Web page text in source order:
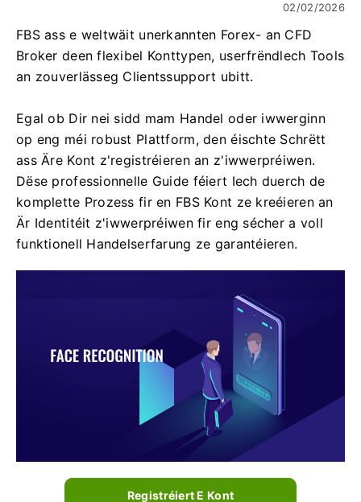
02/02/2026
FBS ass e weltwäit unerkannten Forex- an CFD
Broker deen flexibel Konttypen, userfrëndlech Tools
an zouverlässeg Clientssupport ubitt.
Egal ob Dir nei sidd mam Handel oder iwwerginn
op eng méi robust Plattform, den éischte Schrëtt
ass Äre Kont z'registréieren an z'iwwerpréiwen.
Dëse professionnelle Guide féiert Iech duerch de
komplette Prozess fir en FBS Kont ze kreéieren an
Är Identitéit z'iwwerpréiwen fir eng sécher a voll
funktionell Handelserfarung ze garantéieren.
Registréiert E Kont